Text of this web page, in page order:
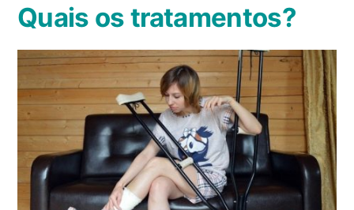
Quais os tratamentos?